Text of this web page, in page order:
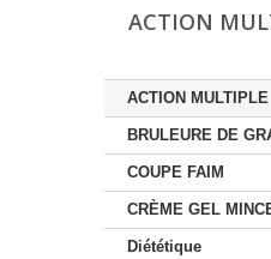
ACTION
ACTION MULTIPLE
BRULEURE DE
COUPE FAIM
CRÈME GEL
Diététique